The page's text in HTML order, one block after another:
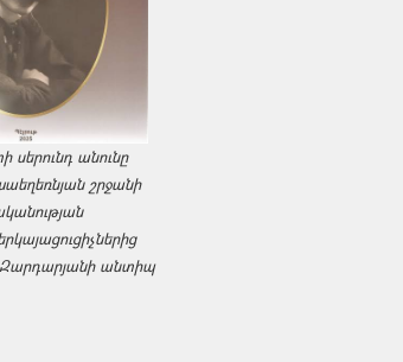
անունը
շրջանի
Զարդարյանի անտիպ